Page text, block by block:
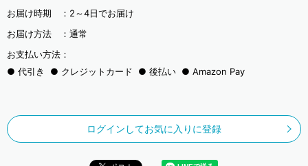
お届け時期 ： 2～4日でお届け
お届け方法 ： 通常
お支払い方法：
代引き
クレジットカード 後払い Amazon Pay
ログインしてお気に入りに登録